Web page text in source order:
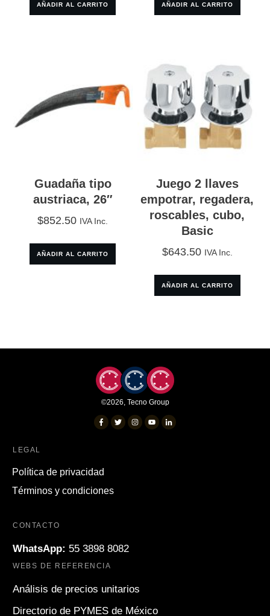
AÑADIR AL CARRITO AÑADIR AL CARRITO
Guadaña tipo
austriaca, 26″
$852.50 IVA Inc.
AÑADIR AL CARRITO
Juego 2 llaves
empotrar, regadera,
roscables, cubo,
Basic
$643.50 IVA Inc.
AÑADIR AL CARRITO
©2026, Tecno Group
LEGAL
Política de privacidad
Términos y condiciones
CONTACTO
WhatsApp: 55 3898 8082
WEBS DE REFERENCIA
Análisis de precios unitarios
Directorio de PYMES de México